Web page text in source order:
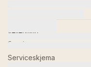
Veiledning
Service
Serviceskjema